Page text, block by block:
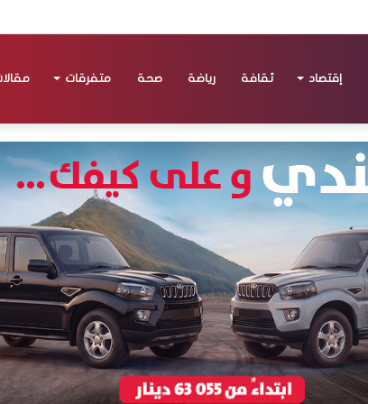
إقتصاد ثقافة رياضة صحة متفرقات